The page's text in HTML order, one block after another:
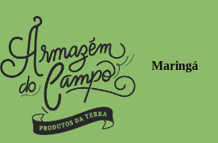
conteúdo
Maringá